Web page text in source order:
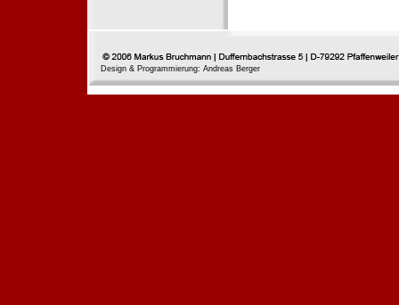
Design & Programmierung: Andreas Berger